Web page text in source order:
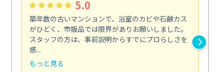
5.0
築年数の古いマンションで、浴室のカビや石鹸カス
がひどく、市販品では限界がありお願いしました。
スタッフの方は、事前説明からすでにプロらしさを
感...
もっと見る